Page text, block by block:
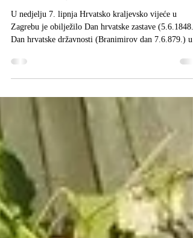
Obilježen Dan hrvatske zastave i
Branimirov dan (povijesne
državnosti)
U nedjelju 7. lipnja Hrvatsko kraljevsko vijeće u
Zagrebu je obilježilo Dan hrvatske zastave
Dan otvorenih vrata HKRV-a. Prigodom čega
pripremljena je izložba zastava iz 19. st. i prikaz
literature vezan uz heraldiku i veksilologiju kao i
ranosrednjovjekovnu povijest, te time predstavljen rad
udruge Hrvatsko kraljevsko vijeće javnosti.